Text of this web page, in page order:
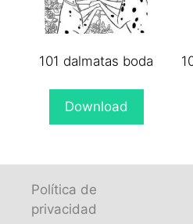
101 dalmatas boda
Download
Política de
privacidad